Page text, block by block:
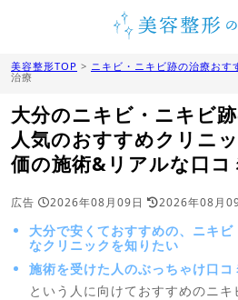
美容整形TOP > ニキビ・ニキビ跡の治療おす
治療
大分のニキビ・ニキビ
人気のおすすめクリニ
価の施術&リアルな口コ
広告 2026年08月09日 2026年08月
大分で安くておすすめの、ニキ
なクリニックを知りたい
施術を受けた人のぶっちゃけ口コ
という人に向けておすすめのニ